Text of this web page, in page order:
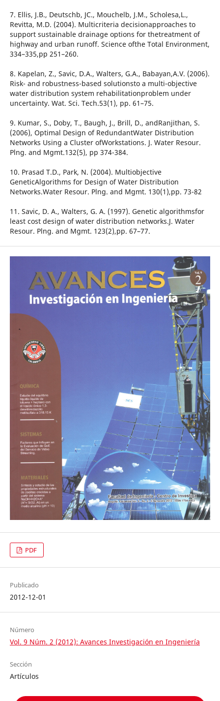
7. Ellis, J.B., Deutschb, JC., Mouchelb, J.M., Scholesa,L.,
Revitta, M.D. (2004). Multicriteria decisionapproaches to
support sustainable drainage options for thetreatment of
highway and urban runoff. Science ofthe Total Environment,
334–335,pp 251–260.
8. Kapelan, Z., Savic, D.A., Walters, G.A., Babayan,A.V. (2006).
Risk- and robustness-based solutionsto a multi-objective
water distribution system rehabilitationproblem under
uncertainty. Wat. Sci. Tech.53(1), pp. 61–75.
9. Kumar, S., Doby, T., Baugh, J., Brill, D., andRanjithan, S.
(2006), Optimal Design of RedundantWater Distribution
Networks Using a Cluster ofWorkstations. J. Water Resour.
Plng. and Mgmt.132(5), pp 374-384.
10. Prasad T.D., Park, N. (2004). Multiobjective
GeneticAlgorithms for Design of Water Distribution
Networks.Water Resour. Plng. and Mgmt. 130(1),pp. 73-82
11. Savic, D. A., Walters, G. A. (1997). Genetic algorithmsfor
least cost design of water distribution networks.J. Water
Resour. Plng. and Mgmt. 123(2),pp. 67–77.
PDF
Publicado
2012-12-01
Número
Vol. 9 Núm. 2 (2012): Avances Investigación en Ingeniería
Sección
Artículos